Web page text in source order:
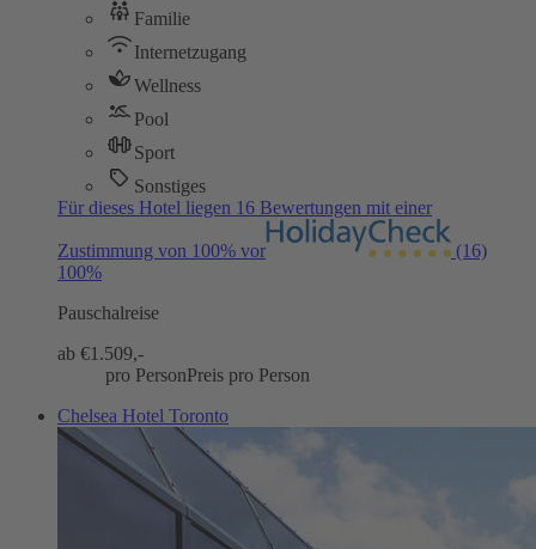
Familie
Internetzugang
Wellness
Pool
Sport
Sonstiges
Für dieses Hotel liegen 16 Bewertungen mit einer
Zustimmung von 100% vor
(16)
100%
Pauschalreise
ab €1.509,-
pro PersonPreis pro Person
Chelsea Hotel Toronto